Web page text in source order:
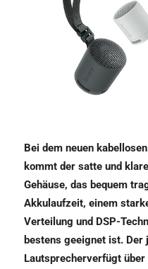
Bei dem neuen
kommt der satte und
Gehäuse, das bequem
Akkulaufzeit, einem
Verteilung und DSP-
bestens geeignet ist. Der
Lautsprecherverfügt